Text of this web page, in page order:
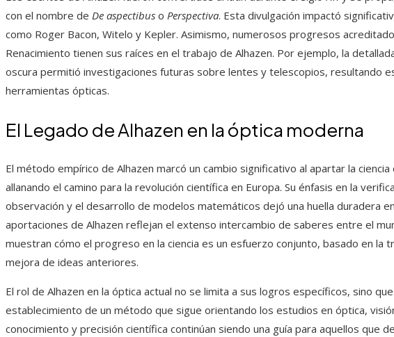
con el nombre de De aspectibus o Perspectiva. Esta divulgación impactó
como Roger Bacon, Witelo y Kepler. Asimismo, numerosos progresos
Renacimiento tienen sus raíces en el trabajo de Alhazen. Por ejemplo, la
oscura permitió investigaciones futuras sobre lentes y telescopios, resultando
herramientas ópticas.
El Legado de Alhazen en la óptica moderna
El método empírico de Alhazen marcó un cambio significativo al apartar la
allanando el camino para la revolución científica en Europa. Su énfasis en la
observación y el desarrollo de modelos matemáticos dejó una huella duradera
aportaciones de Alhazen reflejan el extenso intercambio de saberes entre el
muestran cómo el progreso en la ciencia es un esfuerzo conjunto, basado en la
mejora de ideas anteriores.
El rol de Alhazen en la óptica actual no se limita a sus logros específicos, sino
establecimiento de un método que sigue orientando los estudios en óptica,
conocimiento y precisión científica continúan siendo una guía para aquellos que